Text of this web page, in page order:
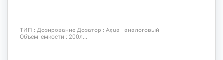
ТИП : Дозирование Дозатор : Aqua - аналоговый
Объем_емкости : 200л